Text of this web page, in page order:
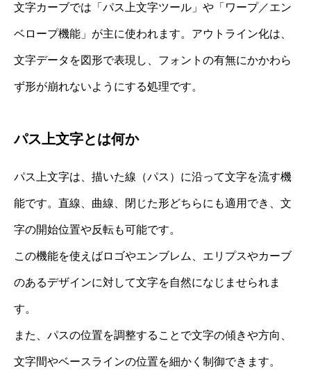
文字カーブでは「パス上文字ツール」や「ワープ／エン
ベロープ機能」が主に使われます。アウトライン化は、
文字データを図形で表現し、フォントの有無にかかわら
ず形が崩れないようにする処理です。
パス上文字とは何か
パス上文字は、描いた線（パス）に沿って文字を流す機
能です。直線、曲線、閉じた形どちらにも適用でき、文
字の開始位置や反転も可能です。
この機能を使えばロゴやエンブレム、エリプスやカーブ
のあるデザインに対して文字を自然になじませられま
す。
また、パスの位置を調整することで文字の傾きや方向、
文字間やベースラインの位置を細かく制御できます。